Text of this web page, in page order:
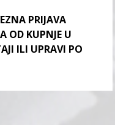
PRIJAVA
OD KUPNJE U
ILI UPRAVI PO